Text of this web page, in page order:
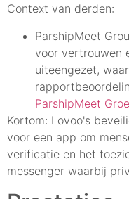
Context van derden:
ParshipMeet
voor vertrouwen
uiteengezet,
ParshipMeet
Kortom: Lovoo's
voor een app om
verificatie en het
messenger waarbij